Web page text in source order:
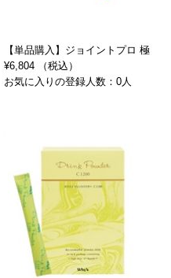
【単品購入】ジョイントプロ 極
¥6,804 （税込）
お気に入りの登録人数：0人